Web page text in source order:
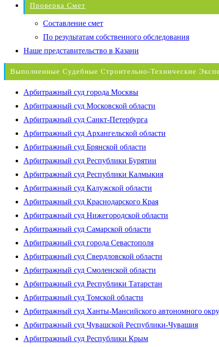
Проверка Смет
Составление смет
По результатам собственного обследования
Наше представительство в Казани
Выполненные Судебные Строительно-Технические
Арбитражный суд города Москвы
Арбитражный суд Московской области
Арбитражный суд Санкт-Петербурга
Арбитражный суд Архангельской области
Арбитражный суд Брянской области
Арбитражный суд Республики Бурятии
Арбитражный суд Республики Калмыкия
Арбитражный суд Калужской области
Арбитражный суд Краснодарского Края
Арбитражный суд Нижегородской области
Арбитражный суд Самарской области
Арбитражный суд города Севастополя
Арбитражный суд Свердловской области
Арбитражный суд Смоленской области
Арбитражный суд Республики Татарстан
Арбитражный суд Томской области
Арбитражный суд Ханты-Мансийского автономного
Арбитражный суд Чувашской Республики-Чувашия
Арбитражный суд Республики Крым